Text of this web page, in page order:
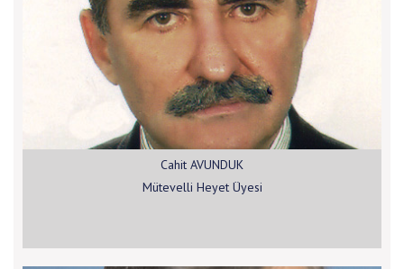
Cahit AVUNDUK
Mütevelli Heyet Üyesi